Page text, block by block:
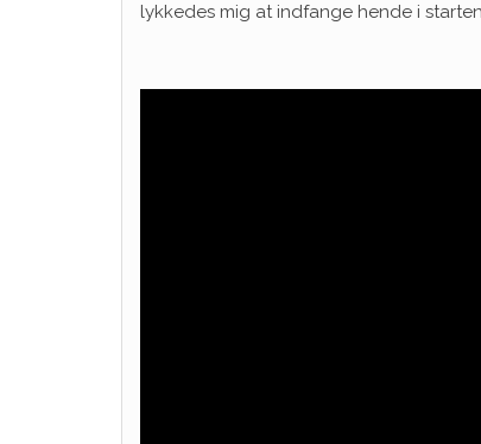
lykkedes mig at indfange hende i